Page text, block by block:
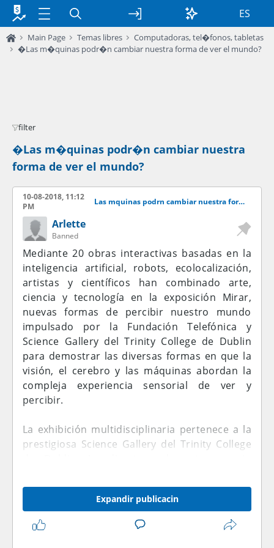
ES
Main Page Temas libres
Computadoras, tel�fonos, tabletas
�Las m�quinas podr�n cambiar nuestra forma de ver el mundo?
filter
�Las m�quinas podr�n cambiar nuestra
forma de ver el mundo?
10-08-2018, 11:12
PM
Las mquinas podrn cambiar nuestra forma de ver el mundo?
Arlette
Banned
Mediante 20 obras interactivas basadas en la
inteligencia artificial, robots, ecolocalización,
artistas y científicos han combinado arte,
ciencia y tecnología en la exposición Mirar,
nuevas formas de percibir nuestro mundo
impulsado por la Fundación Telefónica y
Science Gallery del Trinity College de Dublin
para demostrar las diversas formas en que la
visión, el cerebro y las máquinas abordan la
compleja experiencia sensorial de ver y
percibir.
La exhibición multidisciplinaria pertenece a la
prestigiosa Science Gallery del Trinity College
Kate Coleman, el profesor de Informática,
Gerard Lacey y la maestra en neuroestética,
Semir Zeki, son los responsables de la
muestra.
Expandir publicacin